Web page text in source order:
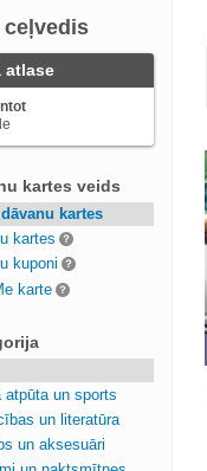
ceļvedis
atlase
kartes veids
kartes
kartes
kuponi
karte
un sports
un literatūra
un aksesuāri